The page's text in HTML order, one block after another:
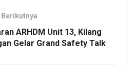
Berikutnya
ARHDM Unit 13, Kilang
Gelar Grand Safety Talk